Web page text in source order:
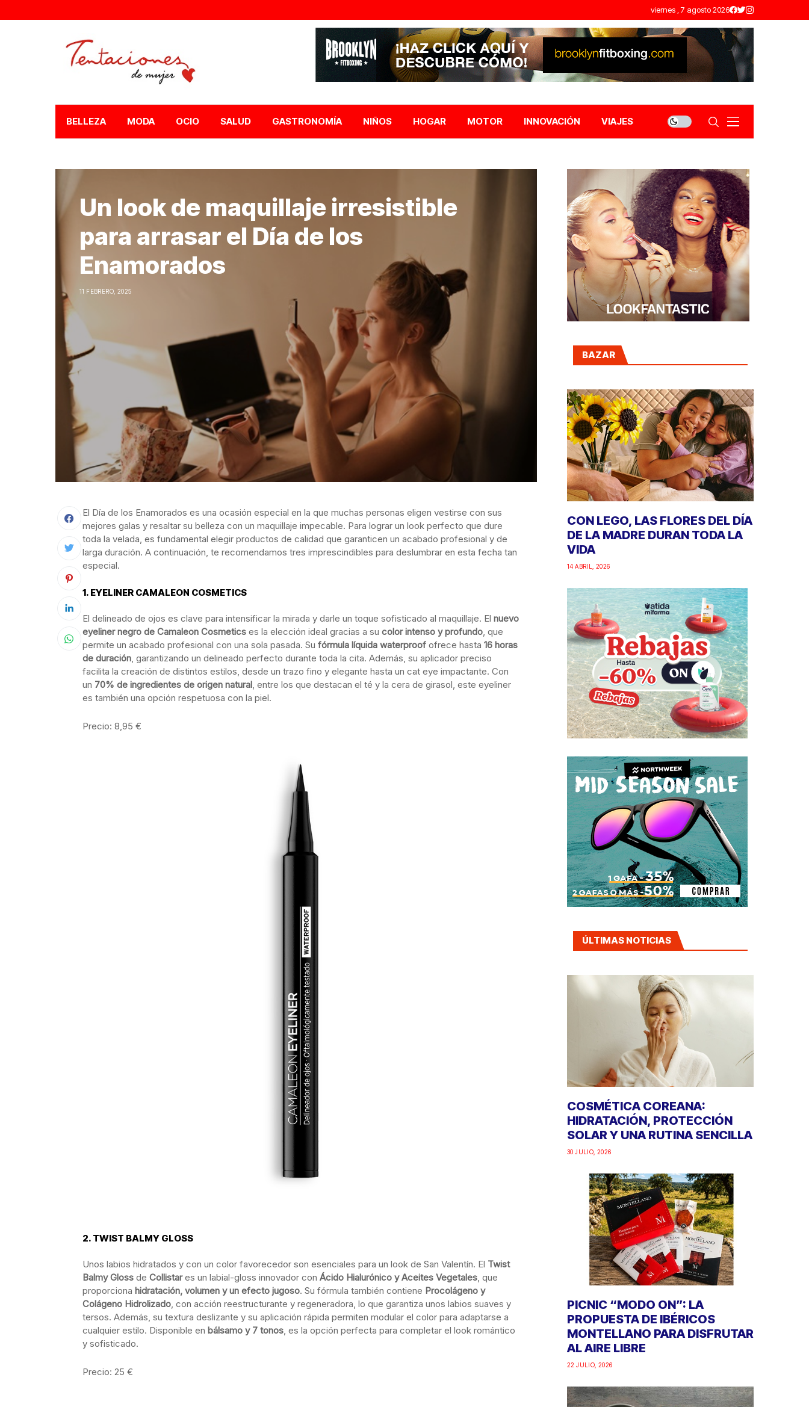
viernes , 7 agosto 2026
BELLEZA MODA OCIO SALUD GASTRONOMÍA NIÑOS HOGAR MOTOR INNOVACIÓN VIAJES
Un look de maquillaje irresistible
para arrasar el Día de los
Enamorados
11 FEBRERO, 2025
El Día de los Enamorados es una ocasión especial en la que muchas personas eligen vestirse con sus
mejores galas y resaltar su belleza con un maquillaje impecable. Para lograr un look perfecto que dure
toda la velada, es fundamental elegir productos de calidad que garanticen un acabado profesional y de
larga duración. A continuación, te recomendamos tres imprescindibles para deslumbrar en esta fecha tan
especial.
1. EYELINER CAMALEON COSMETICS
El delineado de ojos es clave para intensificar la mirada y darle un toque sofisticado al maquillaje. El nuevo
eyeliner negro de Camaleon Cosmetics es la elección ideal gracias a su color intenso y profundo, que
permite un acabado profesional con una sola pasada. Su fórmula líquida waterproof ofrece hasta 16 horas
de duración, garantizando un delineado perfecto durante toda la cita. Además, su aplicador preciso
facilita la creación de distintos estilos, desde un trazo fino y elegante hasta un cat eye impactante. Con
un 70% de ingredientes de origen natural, entre los que destacan el té y la cera de girasol, este eyeliner
es también una opción respetuosa con la piel.
Precio: 8,95 €
2. TWIST BALMY GLOSS
Unos labios hidratados y con un color favorecedor son esenciales para un look de San Valentín. El Twist
Balmy Gloss de Collistares un labial-gloss innovador con Ácido Hialurónico y Aceites Vegetales , que
proporciona hidratación, volumen y un efecto jugoso. Su fórmula también contiene Procolágeno y
Colágeno Hidrolizado , con acción reestructurante y regeneradora, lo que garantiza unos labios suaves y
tersos. Además, su textura deslizante y su aplicación rápida permiten modular el color para adaptarse a
cualquier estilo. Disponible en bálsamo y 7 tonos , es la opción perfecta para completar el look romántico
y sofisticado.
Precio: 25 €
BAZAR
CON LEGO, LAS FLORES DEL DÍA
DE LA MADRE DURAN TODA LA
VIDA
14 ABRIL, 2026
ÚLTIMAS NOTICIAS
COSMÉTICA COREANA:
HIDRATACIÓN, PROTECCIÓN
SOLAR Y UNA RUTINA SENCILLA
30 JULIO, 2026
PICNIC “MODO ON”: LA
PROPUESTA DE IBÉRICOS
MONTELLANO PARA DISFRUTAR
AL AIRE LIBRE
22 JULIO, 2026